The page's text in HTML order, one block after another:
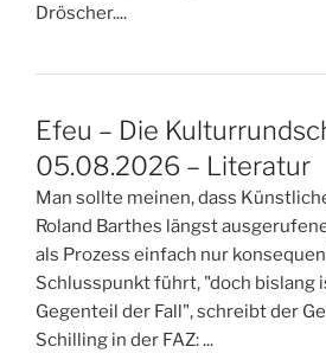
Dröscher....
Efeu – Die
05.08.2026 – Literatur
Man sollte meinen, dass
Roland Barthes längst
als Prozess einfach nur
Schlusspunkt führt, "doch bislang
Gegenteil der Fall", schreibt der
Schilling in der FAZ: ...